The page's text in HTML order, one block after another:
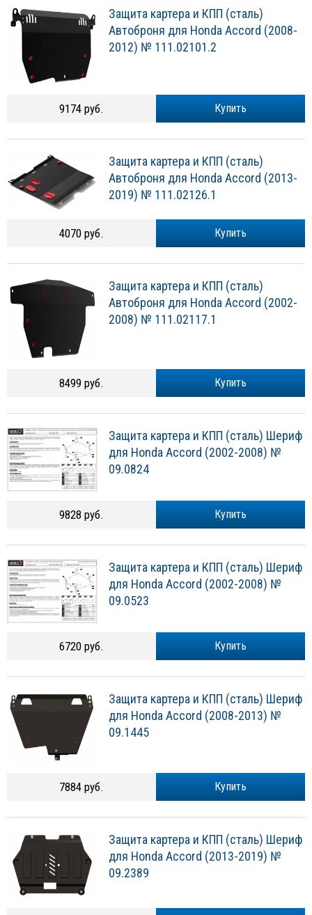
Защита картера и КПП (сталь)
Автоброня для Honda Accord (2008-
2012) № 111.02101.2
Купить
9174 руб.
Защита картера и КПП (сталь)
Автоброня для Honda Accord (2013-
2019) № 111.02126.1
Купить
4070 руб.
Защита картера и КПП (сталь)
Автоброня для Honda Accord (2002-
2008) № 111.02117.1
Купить
8499 руб.
Защита картера и КПП (сталь) Шериф
для Honda Accord (2002-2008) №
09.0824
Купить
9828 руб.
Защита картера и КПП (сталь) Шериф
для Honda Accord (2002-2008) №
09.0523
Купить
6720 руб.
Защита картера и КПП (сталь) Шериф
для Honda Accord (2008-2013) №
09.1445
Купить
7884 руб.
Защита картера и КПП (сталь) Шериф
для Honda Accord (2013-2019) №
09.2389